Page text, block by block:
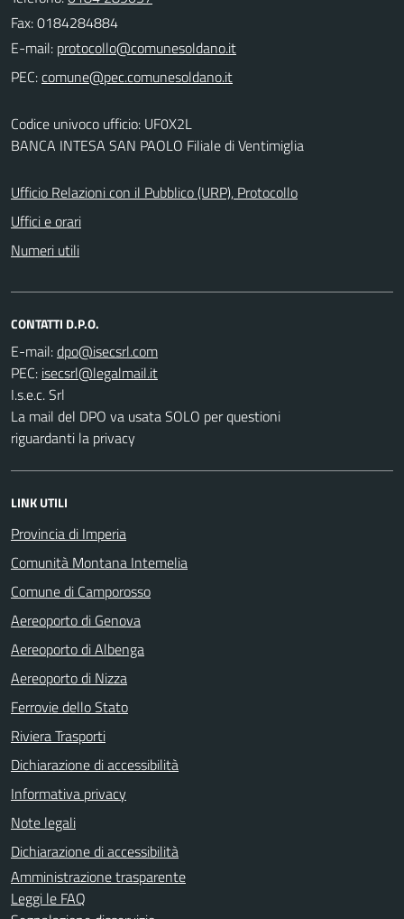
Fax: 0184284884
E-mail:
PEC:
Codice univoco ufficio: UF0X2L
BANCA INTESA SAN PAOLO Filiale di Ventimiglia
Ufficio Relazioni con il Pubblico (URP), Protocollo
Uffici e orari
Numeri utili
CONTATTI D.P.O.
E-mail:
PEC:
I.s.e.c. Srl
La mail del DPO va usata SOLO per questioni
riguardanti la privacy
LINK UTILI
Provincia di Imperia
Comunità Montana Intemelia
Comune di Camporosso
Aereoporto di Genova
Aereoporto di Albenga
Aereoporto di Nizza
Ferrovie dello Stato
Riviera Trasporti
Dichiarazione di accessibilità
Informativa privacy
Note legali
Dichiarazione di accessibilità
Amministrazione trasparente
Leggi le FAQ